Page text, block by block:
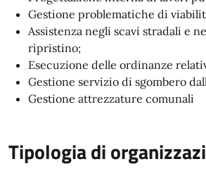
Gestione problematiche di
Assistenza negli scavi stradali e
ripristino;
Esecuzione delle ordinanze
Gestione servizio di sgombero
Gestione attrezzature comunali
Tipologia di